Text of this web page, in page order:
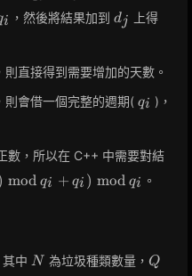
=
i ，然後將結果加到 d_j
dj
上得
則直接得到需要增加的天數。
則會借一個完整的週期( q_i
qi )，
數，所以在 C++ 中需要對結
mod qi + qi ) mod qi 。
其中 N
N 為垃圾種類數量， Q
Q